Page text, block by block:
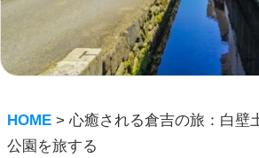
HOME >心癒される倉吉の旅：白壁
公園を旅する